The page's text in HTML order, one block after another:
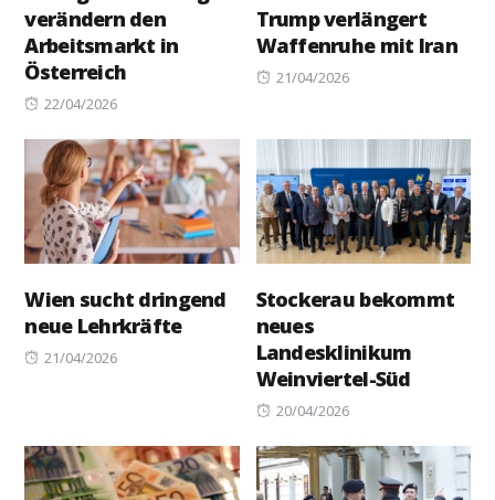
verändern den
Arbeitsmarkt in
Österreich
Posted
22/04/2026
Trump verlängert
Waffenruhe mit Iran
Posted
21/04/2026
Wien sucht dringend
neue Lehrkräfte
Posted
21/04/2026
Stockerau bekommt
neues
Landesklinikum
Weinviertel-Süd
Posted
20/04/2026